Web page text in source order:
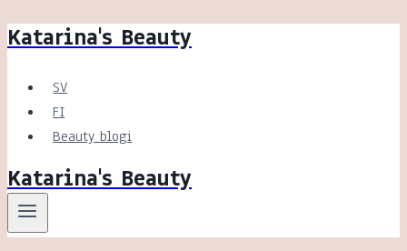
Siirry
Katarina's Beauty
SV
FI
Beauty blogi
Katarina's Beauty